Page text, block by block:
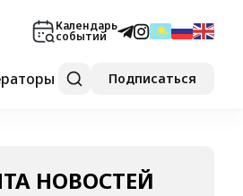
Календарь
событий
Подписаться
НОВОСТЕЙ